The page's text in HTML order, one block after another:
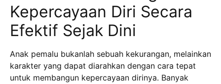
Kepercayaan Diri Secara
Efektif Sejak Dini
Anak pemalu bukanlah sebuah kekurangan, melainkan
karakter yang dapat diarahkan dengan cara tepat
untuk membangun kepercayaan dirinya. Banyak